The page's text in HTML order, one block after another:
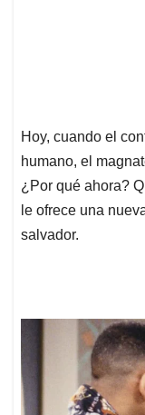
Hoy, cuando el
humano, el
¿Por qué ahora?
le ofrece una
salvador.